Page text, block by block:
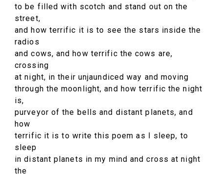
to be filled with scotch and stand out on the
street,
and how terrific it is to see the stars inside the
radios
and cows, and how terrific the cows are,
crossing
at night, in their unjaundiced way and moving
through the moonlight, and how terrific the night
is,
purveyor of the bells and distant planets, and
how
terrific it is to write this poem as I sleep, to
sleep
in distant planets in my mind and cross at night
the